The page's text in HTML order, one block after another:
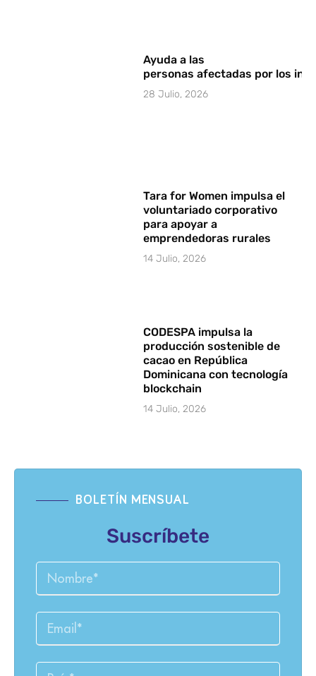
Ayuda a las
personas afectadas por los
28 Julio, 2026
Tara for Women impulsa el
voluntariado corporativo
para apoyar a
emprendedoras rurales
14 Julio, 2026
CODESPA impulsa la
producción sostenible de
cacao en República
Dominicana con tecnología
blockchain
14 Julio, 2026
BOLETÍN MENSUAL
Suscríbete